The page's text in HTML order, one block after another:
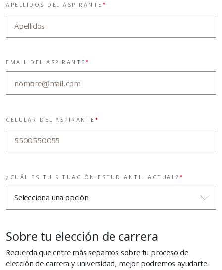
APELLIDOS DEL ASPIRANTE*
EMAIL DEL ASPIRANTE*
CELULAR DEL ASPIRANTE*
¿CUÁL ES TU SITUACIÓN ESTUDIANTIL ACTUAL? *
Sobre tu elección de carrera
Recuerda que entre más sepamos sobre tu proceso de
elección de carrera y universidad, mejor podremos ayudarte.